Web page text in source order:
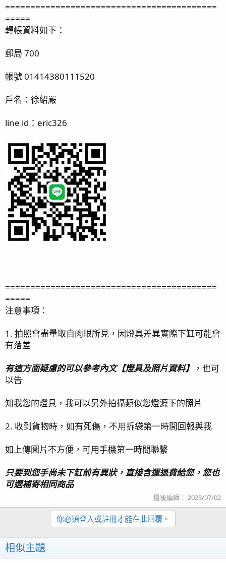
==========================================
=====
轉帳資料如下：
郵局 700
帳號 01414380111520
戶名：徐紹嚴
line id：eric326
==========================================
=====
注意事項：
1. 拍照會盡量取自肉眼所見，因燈具差異實際下缸可能會
有落差
有這方面疑慮的可以參考內文【燈具及照片資料】 ，也可
以告
知我您的燈具，我可以另外拍攝類似您燈源下的照片
2. 收到貨物時，如有死傷，不用拆袋第一時間回報與我
如上傳圖片不方便，可用手機第一時間聯繫
只要到您手尚未下缸前有異狀，直接含運退費給您，您也
可選補寄相同商品
最後編輯： 2023/07/02
你必須登入或註冊才能在此回覆。
相似主題